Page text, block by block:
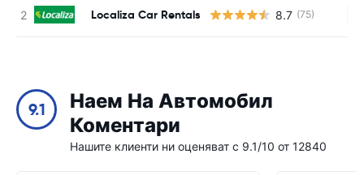
Localiza Car Rentals 8.7 (75)
9.1
Наем На Автомобил
Коментари
Нашите клиенти ни оценяват с 9.1/10 от 12840